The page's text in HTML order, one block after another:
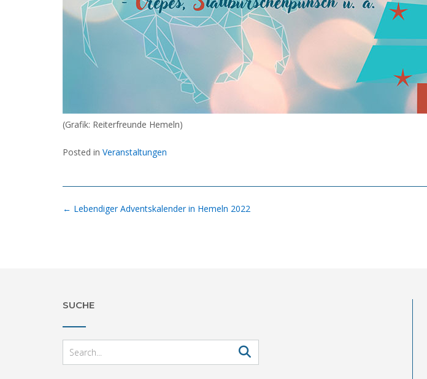
(Grafik: Reiterfreunde Hemeln)
Posted in Veranstaltungen
Post
← Lebendiger Adventskalender in Hemeln 2022
SUCHE